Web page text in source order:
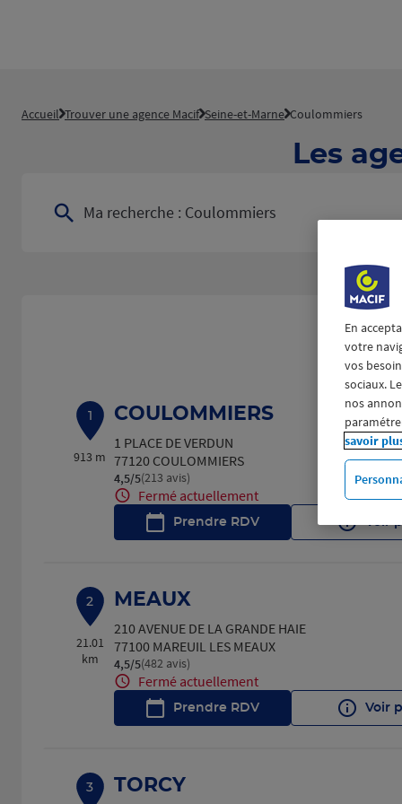
Accueil Trouver une agence Macif Seine-et-Marne Coulommiers
Les
Ma recherche : Coulommiers
1
913 m
COULOMMIERS
1 PLACE DE VERDUN
77120 COULOMMIERS
4,5/5Note de 4.5 sur 5
(213 avis)
Fermé actuellement
Prendre RDV Voir
2
21.01
km
MEAUX
210 AVENUE DE LA GRANDE HAIE
77100 MAREUIL LES MEAUX
4,5/5Note de 4.5 sur 5
(482 avis)
Fermé actuellement
Prendre RDV Voir
3 TORCY
En
votre
vos
sociaux.
nos
savoir